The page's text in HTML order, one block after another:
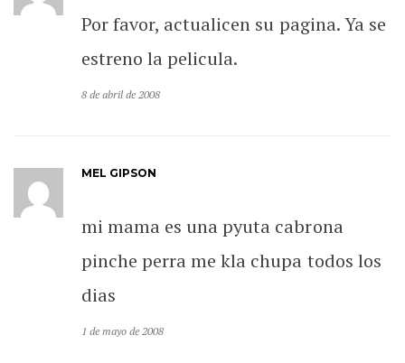
Por favor, actualicen su pagina. Ya se
estreno la pelicula.
8 de abril de 2008
MEL GIPSON
mi mama es una pyuta cabrona
pinche perra me kla chupa todos los
dias
1 de mayo de 2008